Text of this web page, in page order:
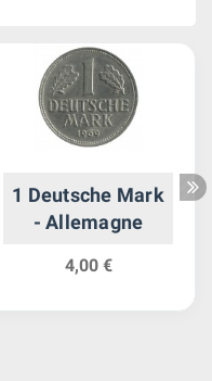
1 Deutsche Mark
- Allemagne
4,00 €